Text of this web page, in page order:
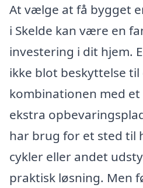
At vælge at få bygget
i Skelde kan være en
investering i dit hjem.
ikke blot beskyttelse
kombinationen med et
ekstra
har brug for et sted til
cykler eller andet
praktisk løsning. Men